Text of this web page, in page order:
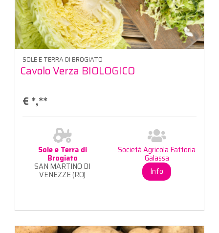
SOLE E TERRA DI BROGIATO
Cavolo Verza BIOLOGICO
€ *,**
Sole e Terra di
Brogiato
SAN MARTINO DI
VENEZZE (RO)
Società Agricola Fattoria
Galassa
Info